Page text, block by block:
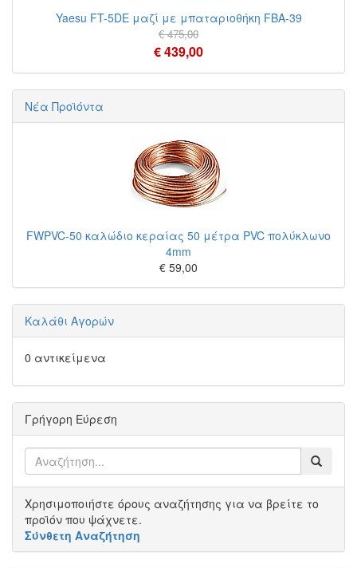
Yaesu FT-5DE μαζί με μπαταριοθήκη FBA-39
€ 475,00
€ 439,00
Νέα Προϊόντα
FWPVC-50 καλώδιο κεραίας 50 μέτρα PVC πολύκλωνο
4mm
€ 59,00
Καλάθι Αγορών
0 αντικείμενα
Γρήγορη Εύρεση
Χρησιμοποιήστε όρους αναζήτησης για να βρείτε το
προϊόν που ψάχνετε.
Σύνθετη Αναζήτηση